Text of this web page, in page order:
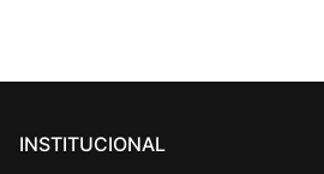
INSTITUCIONAL